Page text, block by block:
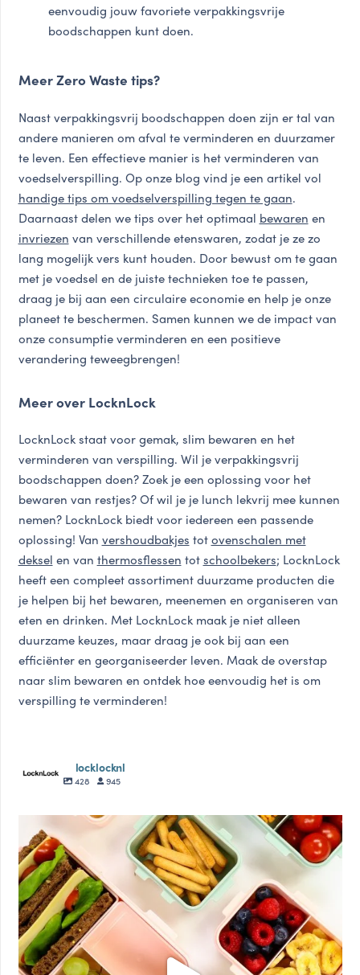
eenvoudig jouw favoriete verpakkingsvrije
boodschappen kunt doen.
Meer Zero Waste tips?
Naast verpakkingsvrij boodschappen doen zijn er tal van
andere manieren om afval te verminderen en duurzamer
te leven. Een effectieve manier is het verminderen van
voedselverspilling. Op onze blog vind je een artikel vol
handige tips om voedselverspilling tegen te gaan.
Daarnaast delen we tips over het optimaal bewaren en
invriezen van verschillende etenswaren, zodat je ze zo
lang mogelijk vers kunt houden. Door bewust om te gaan
met je voedsel en de juiste technieken toe te passen,
draag je bij aan een circulaire economie en help je onze
planeet te beschermen. Samen kunnen we de impact van
onze consumptie verminderen en een positieve
verandering teweegbrengen!
Meer over LocknLock
LocknLock staat voor gemak, slim bewaren en het
verminderen van verspilling. Wil je verpakkingsvrij
boodschappen doen? Zoek je een oplossing voor het
bewaren van restjes? Of wil je je lunch lekvrij mee kunnen
nemen? LocknLock biedt voor iedereen een passende
oplossing! Van vershoudbakjes totovenschalen met
deksel en van thermosflessen totschoolbekers; LocknLock
heeft een compleet assortiment duurzame producten die
je helpen bij het bewaren, meenemen en organiseren van
eten en drinken. Met LocknLock maak je niet alleen
duurzame keuzes, maar draag je ook bij aan een
efficiënter en georganiseerder leven. Maak de overstap
naar slim bewaren en ontdek hoe eenvoudig het is om
verspilling te verminderen!
locklocknl
428 945
locklocknl
Aug 18